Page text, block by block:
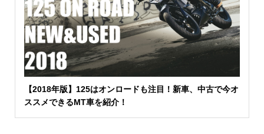
【2018年版】125はオンロードも注目！新車、中古で今オ
ススメできるMT車を紹介！